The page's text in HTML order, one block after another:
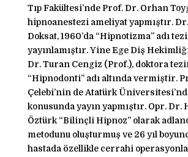
Tıp Fakültesi’nde Prof. Dr. Orhan
hipnoanestezi ameliyat yapmıştır.
Doksat, 1960’da “Hipnotizma” adı
yayınlamıştır. Yine Ege Diş
Dr. Turan Cengiz (Prof.), doktora
“Hipnodonti” adı altında vermiştir.
Çelebi’nin de Atatürk
konusunda yayın yapmıştır. Opr. Dr.
Öztürk “Bilinçli Hipnoz” olarak
metodunu oluşturmuş ve 26 yıl
hastada özellikle cerrahi